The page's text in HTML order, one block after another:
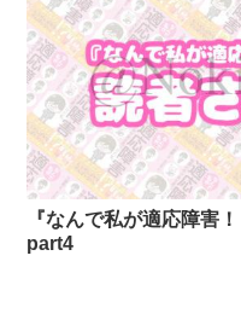
『なんで私が適応障害
part4